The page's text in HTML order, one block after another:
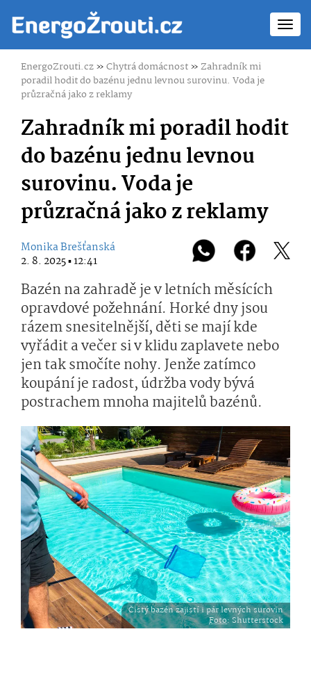
EnergoZrouti.cz»Chytrá domácnost»Zahradník mi
poradil hodit do bazénu jednu levnou surovinu. Voda je
průzračná jako z reklamy
Zahradník mi poradil hodit
do bazénu jednu levnou
surovinu. Voda je
průzračná jako z reklamy
Monika Brešťanská
2. 8. 2025 ▪ 12:41
Bazén na zahradě je v letních měsících
opravdové požehnání. Horké dny jsou
rázem snesitelnější, děti se mají kde
vyřádit a večer si v klidu zaplavete nebo
jen tak smočíte nohy. Jenže zatímco
koupání je radost, údržba vody bývá
postrachem mnoha majitelů bazénů.
Čistý bazén zajistí i pár levných surovin
Foto: Shutterstock